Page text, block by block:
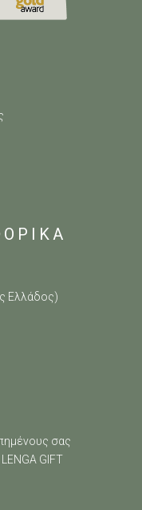
Ελλάδος)
σας
LENGA GIFT